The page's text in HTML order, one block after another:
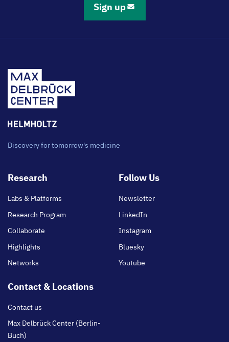
Sign up
Discovery for tomorrow's medicine
Footer
Research
Labs & Platforms
Research Program
Collaborate
Highlights
Networks
Follow Us
Newsletter
LinkedIn
Instagram
Bluesky
Youtube
Contact & Locations
Contact us
Max Delbrück Center (Berlin-
Buch)